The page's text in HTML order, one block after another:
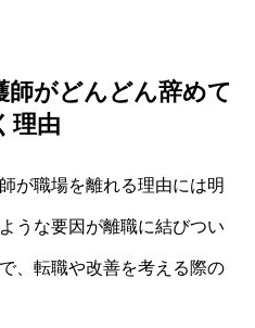
師がどんどん辞めて
理由
が職場を離れる理由には明
うな要因が離職に結びつい
、転職や改善を考える際の